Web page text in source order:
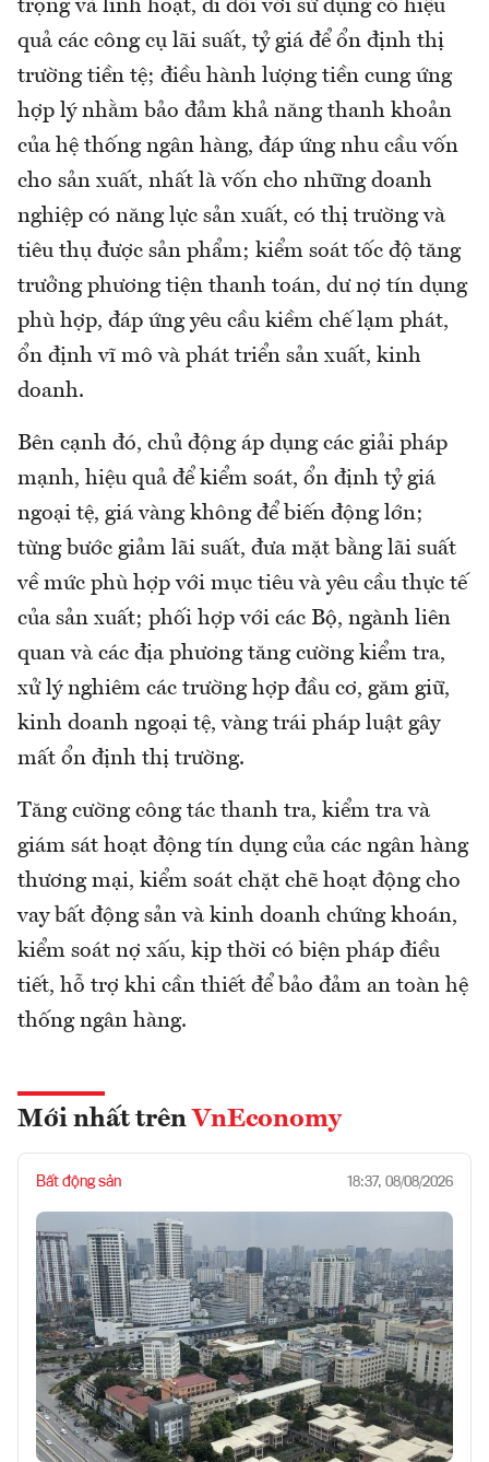
trọng và linh hoạt, đi đôi với sử dụng có hiệu
quả các công cụ lãi suất, tỷ giá để ổn định thị
trường tiền tệ; điều hành lượng tiền cung ứng
hợp lý nhằm bảo đảm khả năng thanh khoản
của hệ thống ngân hàng, đáp ứng nhu cầu vốn
cho sản xuất, nhất là vốn cho những doanh
nghiệp có năng lực sản xuất, có thị trường và
tiêu thụ được sản phẩm; kiểm soát tốc độ tăng
trưởng phương tiện thanh toán, dư nợ tín dụng
phù hợp, đáp ứng yêu cầu kiềm chế lạm phát,
ổn định vĩ mô và phát triển sản xuất, kinh
doanh.
Bên cạnh đó, chủ động áp dụng các giải pháp
mạnh, hiệu quả để kiểm soát, ổn định tỷ giá
ngoại tệ, giá vàng không để biến động lớn;
từng bước giảm lãi suất, đưa mặt bằng lãi suất
về mức phù hợp với mục tiêu và yêu cầu thực tế
của sản xuất; phối hợp với các Bộ, ngành liên
quan và các địa phương tăng cường kiểm tra,
xử lý nghiêm các trường hợp đầu cơ, găm giữ,
kinh doanh ngoại tệ, vàng trái pháp luật gây
mất ổn định thị trường.
Tăng cường công tác thanh tra, kiểm tra và
giám sát hoạt động tín dụng của các ngân hàng
thương mại, kiểm soát chặt chẽ hoạt động cho
vay bất động sản và kinh doanh chứng khoán,
kiểm soát nợ xấu, kịp thời có biện pháp điều
tiết, hỗ trợ khi cần thiết để bảo đảm an toàn hệ
thống ngân hàng.
Mới nhất trên VnEconomy
Bất động sản 18:37, 08/08/2026